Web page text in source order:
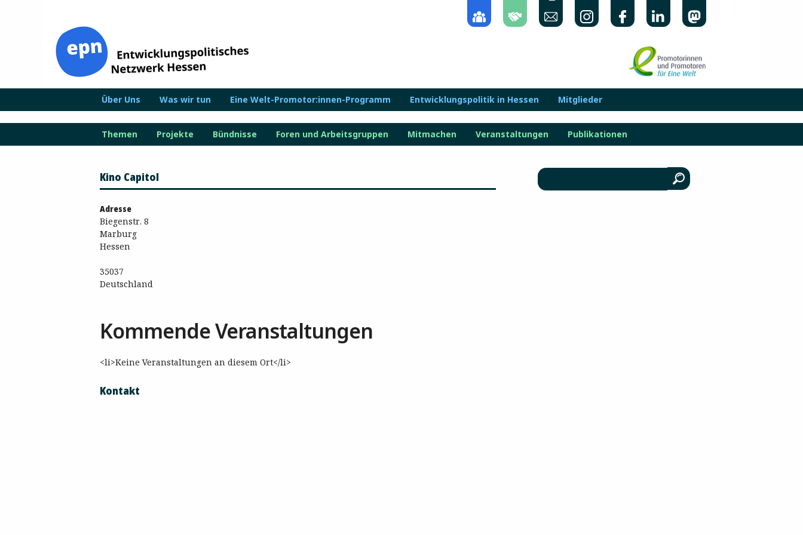
Über Uns Was wir tun Eine Welt-Promotor:innen-Programm Entwicklungspolitik in Hessen Mitglieder
Themen Projekte Bündnisse Foren und Arbeitsgruppen Mitmachen Veranstaltungen Publikationen
Kino Capitol
Adresse
Biegenstr. 8
Marburg
Hessen
35037
Deutschland
Kommende Veranstaltungen
<li>Keine Veranstaltungen an diesem Ort</li>
Kontakt